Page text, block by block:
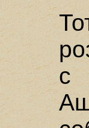
с